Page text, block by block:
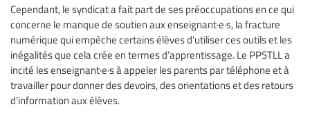
Cependant, le syndicat a fait part de ses préoccupations en ce qui
concerne le manque de soutien aux enseignant·e·s, la fracture
numérique qui empêche certains élèves d’utiliser ces outils et les
inégalités que cela crée en termes d’apprentissage. Le PPSTLL a
incité les enseignant·e·s à appeler les parents par téléphone et à
travailler pour donner des devoirs, des orientations et des retours
d’information aux élèves.